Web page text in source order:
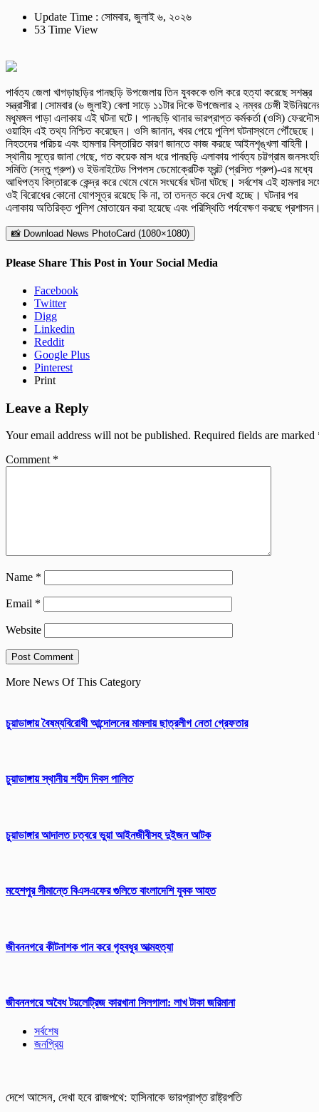
Update Time : সোমবার, জুলাই ৬, ২০২৬
53 Time View
পার্বত্য জেলা খাগড়াছড়ির পানছড়ি উপজেলায় তিন যুবককে গুলি করে হত্যা করেছে সশস্ত্র
সন্ত্রাসীরা।সোমবার (৬ জুলাই) বেলা সাড়ে ১১টার দিকে উপজেলার ২ নম্বর চেঙ্গী
মধুমঙ্গল পাড়া এলাকায় এই ঘটনা ঘটে। পানছড়ি থানার ভারপ্রাপ্ত কর্মকর্তা (ওসি) ফেরদৌস
ওয়াহিদ এই তথ্য নিশ্চিত করেছেন। ওসি জানান, খবর পেয়ে পুলিশ ঘটনাস্থলে পৌঁছেছে।
নিহতদের পরিচয় এবং হামলার বিস্তারিত কারণ জানতে কাজ করছে আইনশৃঙ্খলা বাহিনী।
স্থানীয় সূত্রে জানা গেছে, গত কয়েক মাস ধরে পানছড়ি এলাকায় পার্বত্য চট্টগ্রাম
সমিতি (সন্তু গ্রুপ) ও ইউনাইটেড পিপলস ডেমোক্রেটিক ফ্রন্ট (প্রসিত গ্রুপ)-এর মধ্যে
আধিপত্য বিস্তারকে কেন্দ্র করে থেমে থেমে সংঘর্ষের ঘটনা ঘটছে। সর্বশেষ এই হামলার
ওই বিরোধের কোনো যোগসূত্র রয়েছে কি না, তা তদন্ত করে দেখা হচ্ছে। ঘটনার পর
এলাকায় অতিরিক্ত পুলিশ মোতায়েন করা হয়েছে এবং পরিস্থিতি পর্যবেক্ষণ করছে
📸 Download News PhotoCard (1080×1080)
Please Share This Post in Your Social Media
Facebook
Twitter
Digg
Linkedin
Reddit
Google Plus
Pinterest
Print
Leave a Reply
Your email address will not be published. Required fields are marked
Comment *
Name *
Email *
Website
More News Of This Category
চুয়াডাঙ্গায় বৈষম্যবিরোধী আন্দোলনের মামলায় ছাত্রলীগ নেতা গ্রেফতার
চুয়াডাঙ্গায় স্থানীয় শহীদ দিবস পা‌লিত
চুয়াডাঙ্গার আদালত চত্বরে ভুয়া আইনজীবীসহ দুইজন আটক
মহেশপুর সীমান্তে বিএসএফের গুলিতে বাংলাদেশি যুবক আহত
জীবননগরে কীটনাশক পান করে গৃহবধূর আত্মহত্যা
জীবননগরে অবৈধ টয়লেট্রিজ কারখানা সিলগালা: লাখ টাকা জরিমানা
সর্বশেষ
জনপ্রিয়
দেশে আসেন, দেখা হবে রাজপথে: হাসিনাকে ভারপ্রাপ্ত রাষ্ট্রপতি